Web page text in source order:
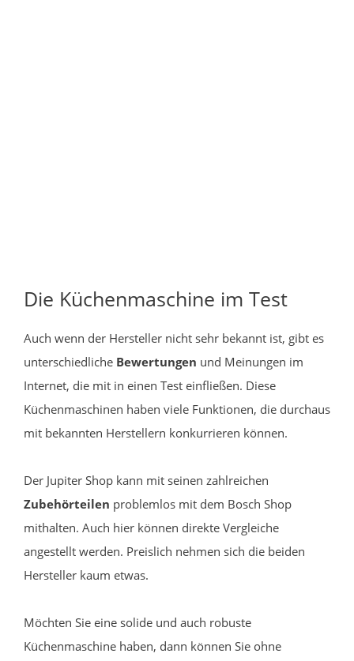
Die Küchenmaschine im Test
Auch wenn der Hersteller nicht sehr bekannt ist, gibt es
unterschiedliche Bewertungen und Meinungen im
Internet, die mit in einen Test einfließen. Diese
Küchenmaschinen haben viele Funktionen, die durchaus
mit bekannten Herstellern konkurrieren können.
Der Jupiter Shop kann mit seinen zahlreichen
Zubehörteilen problemlos mit dem Bosch Shop
mithalten. Auch hier können direkte Vergleiche
angestellt werden. Preislich nehmen sich die beiden
Hersteller kaum etwas.
Möchten Sie eine solide und auch robuste
Küchenmaschine haben, dann können Sie ohne